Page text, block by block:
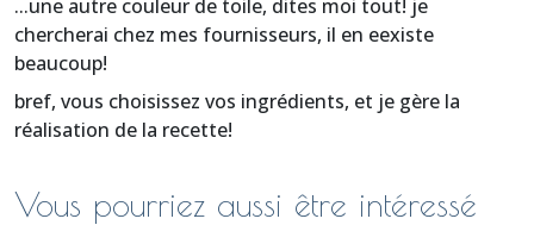
...une autre couleur de toile, dites moi tout! je
chercherai chez mes fournisseurs, il en eexiste
beaucoup!
bref, vous choisissez vos ingrédients, et je gère la
réalisation de la recette!
Vous pourriez aussi être intéressé